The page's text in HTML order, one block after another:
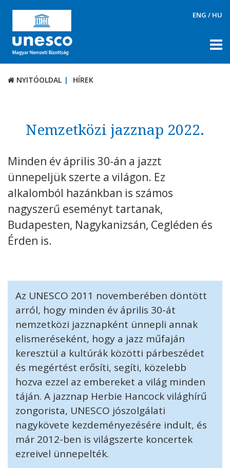
ENG / HU
NYITÓOLDAL HÍREK
TÉMÁK
PÁLYÁZATOK / DÍJAK
KAPCSOLAT
RSS
NYITÓOLDAL HÍREK
Nemzetközi jazznap 2022.
Minden év április 30-án a jazzt
ünnepeljük szerte a világon. Ez
alkalomból hazánkban is számos
nagyszerű eseményt tartanak,
Budapesten, Nagykanizsán, Cegléden és
Érden is.
Az UNESCO 2011 novemberében döntött
arról, hogy minden év április 30-át
nemzetközi jazznapként ünnepli annak
elismeréseként, hogy a jazz műfaján
keresztül a kultúrák közötti párbeszédet
és megértést erősíti, segíti, közelebb
hozva ezzel az embereket a világ minden
táján. A jazznap Herbie Hancock világhírű
zongorista, UNESCO jószolgálati
nagykövete kezdeményezésére indult, és
már 2012-ben is világszerte koncertek
ezreivel ünnepelték.